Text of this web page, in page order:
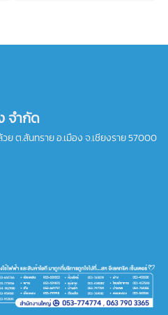
จำกัด
ย ต.สันทราย อ.เมือง จ.เชียงราย 57000